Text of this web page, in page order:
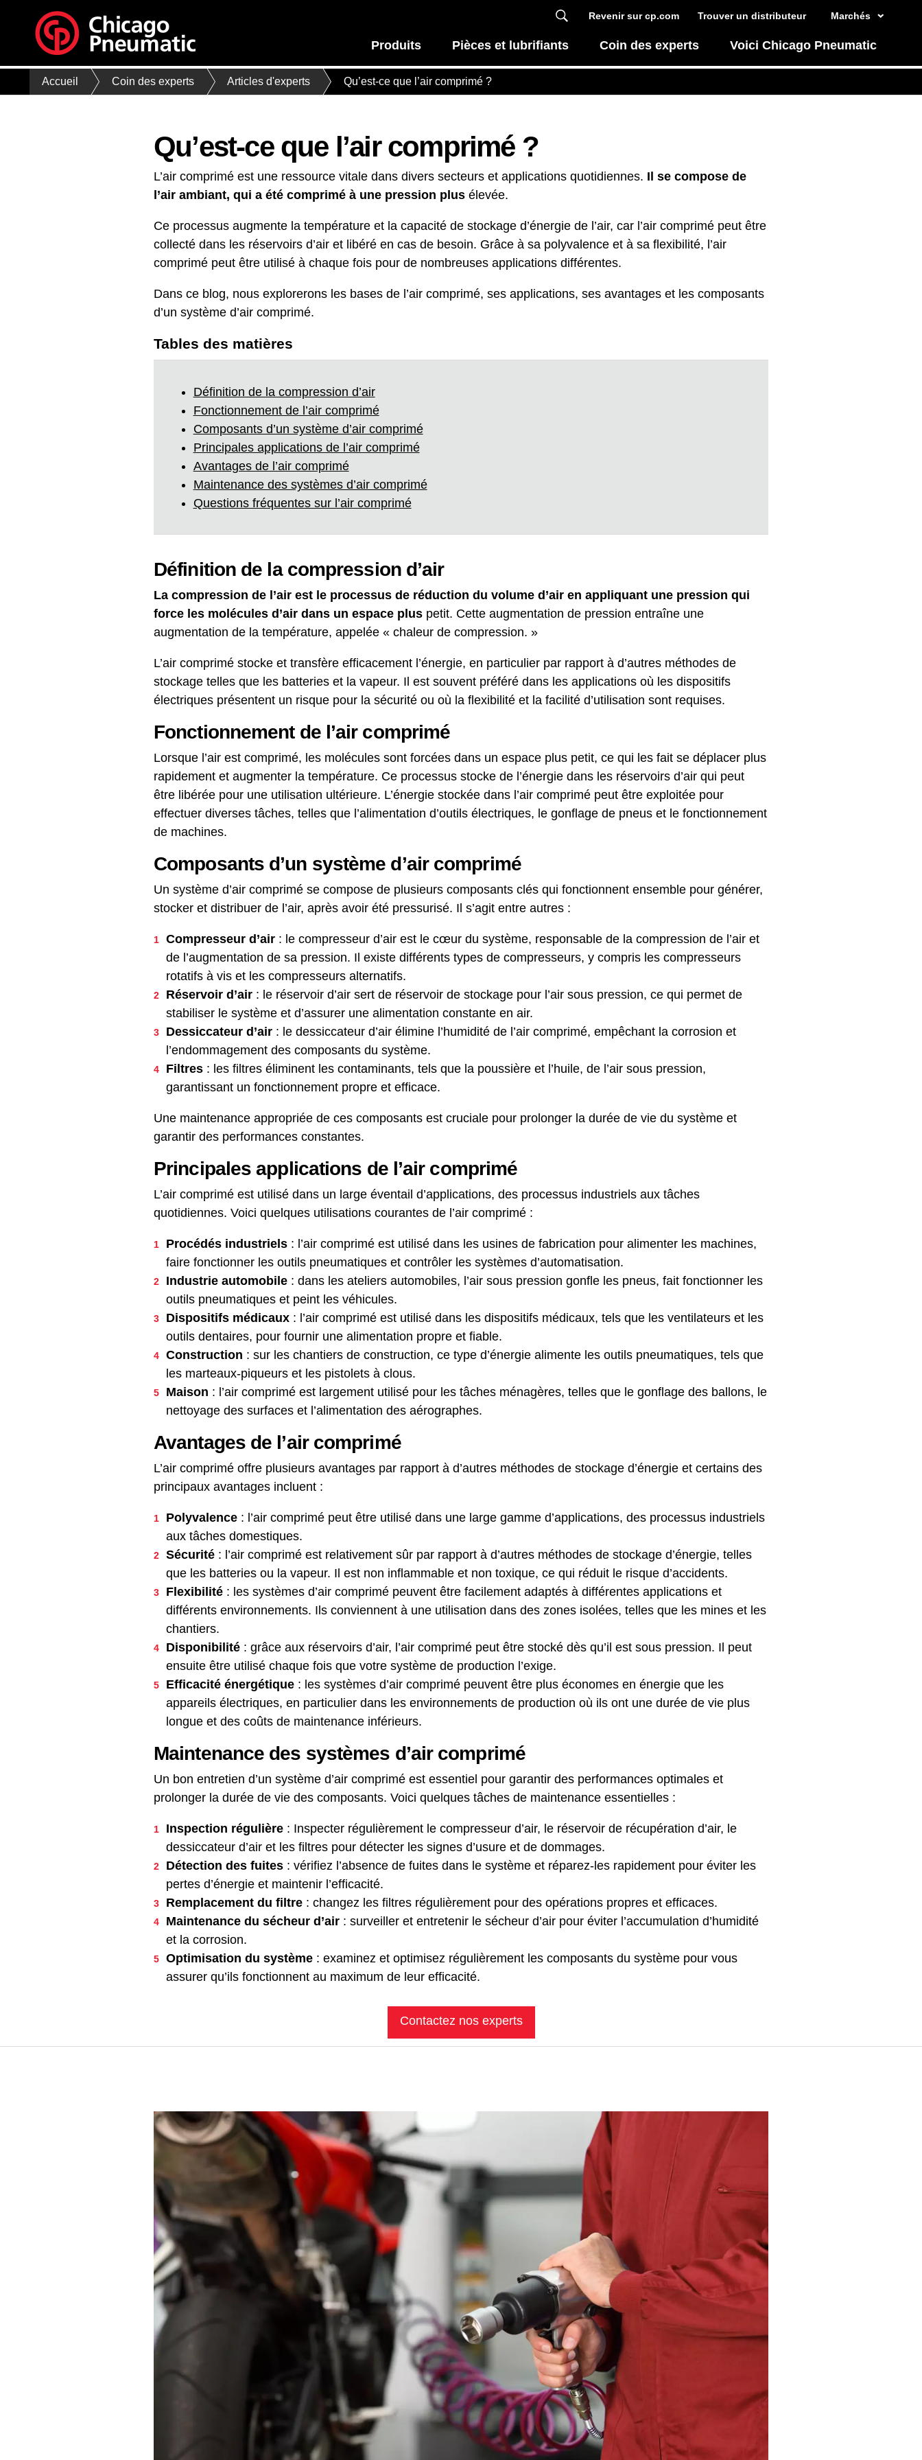
Marchés
Revenir sur cp.com Trouver un distributeur
Produits Pièces et lubrifiants Coin des experts Voici Chicago Pneumatic
Accueil Coin des experts Articles d'experts Qu’est-ce que l’air comprimé ?
Qu’est-ce que l’air comprimé ?
L’air comprimé est une ressource vitale dans divers secteurs et applications quotidiennes. Il se compose de
l’air ambiant, qui a été comprimé à une pression plus élevée.
Ce processus augmente la température et la capacité de stockage d’énergie de l’air, car l’air comprimé peut être
collecté dans les réservoirs d’air et libéré en cas de besoin. Grâce à sa polyvalence et à sa flexibilité, l’air
comprimé peut être utilisé à chaque fois pour de nombreuses applications différentes.
Dans ce blog, nous explorerons les bases de l’air comprimé, ses applications, ses avantages et les composants
d’un système d’air comprimé.
Tables des matières
Définition de la compression d’air
Fonctionnement de l’air comprimé
Composants d’un système d’air comprimé
Principales applications de l’air comprimé
Avantages de l’air comprimé
Maintenance des systèmes d’air comprimé
Questions fréquentes sur l’air comprimé
Définition de la compression d’air
La compression de l’air est le processus de réduction du volume d’air en appliquant une pression qui
force les molécules d’air dans un espace plus petit. Cette augmentation de pression entraîne une
augmentation de la température, appelée « chaleur de compression. »
L’air comprimé stocke et transfère efficacement l’énergie, en particulier par rapport à d’autres méthodes de
stockage telles que les batteries et la vapeur. Il est souvent préféré dans les applications où les dispositifs
électriques présentent un risque pour la sécurité ou où la flexibilité et la facilité d’utilisation sont requises.
Fonctionnement de l’air comprimé
Lorsque l’air est comprimé, les molécules sont forcées dans un espace plus petit, ce qui les fait se déplacer plus
rapidement et augmenter la température. Ce processus stocke de l’énergie dans les réservoirs d’air qui peut
être libérée pour une utilisation ultérieure. L’énergie stockée dans l’air comprimé peut être exploitée pour
effectuer diverses tâches, telles que l’alimentation d’outils électriques, le gonflage de pneus et le fonctionnement
de machines.
Composants d’un système d’air comprimé
Un système d’air comprimé se compose de plusieurs composants clés qui fonctionnent ensemble pour générer,
stocker et distribuer de l’air, après avoir été pressurisé. Il s’agit entre autres :
Compresseur d’air : le compresseur d’air est le cœur du système, responsable de la compression de l’air et
de l’augmentation de sa pression. Il existe différents types de compresseurs, y compris les compresseurs
rotatifs à vis et les compresseurs alternatifs.
Réservoir d’air : le réservoir d’air sert de réservoir de stockage pour l’air sous pression, ce qui permet de
stabiliser le système et d’assurer une alimentation constante en air.
Dessiccateur d’air : le dessiccateur d’air élimine l’humidité de l’air comprimé, empêchant la corrosion et
l’endommagement des composants du système.
Filtres : les filtres éliminent les contaminants, tels que la poussière et l’huile, de l’air sous pression,
garantissant un fonctionnement propre et efficace.
Une maintenance appropriée de ces composants est cruciale pour prolonger la durée de vie du système et
garantir des performances constantes.
Principales applications de l’air comprimé
L’air comprimé est utilisé dans un large éventail d’applications, des processus industriels aux tâches
quotidiennes. Voici quelques utilisations courantes de l’air comprimé :
Procédés industriels : l’air comprimé est utilisé dans les usines de fabrication pour alimenter les machines,
faire fonctionner les outils pneumatiques et contrôler les systèmes d’automatisation.
Industrie automobile : dans les ateliers automobiles, l’air sous pression gonfle les pneus, fait fonctionner les
outils pneumatiques et peint les véhicules.
Dispositifs médicaux : l’air comprimé est utilisé dans les dispositifs médicaux, tels que les ventilateurs et les
outils dentaires, pour fournir une alimentation propre et fiable.
Construction : sur les chantiers de construction, ce type d’énergie alimente les outils pneumatiques, tels que
les marteaux-piqueurs et les pistolets à clous.
Maison : l’air comprimé est largement utilisé pour les tâches ménagères, telles que le gonflage des ballons, le
nettoyage des surfaces et l’alimentation des aérographes.
Avantages de l’air comprimé
L’air comprimé offre plusieurs avantages par rapport à d’autres méthodes de stockage d’énergie et certains des
principaux avantages incluent :
Polyvalence : l’air comprimé peut être utilisé dans une large gamme d’applications, des processus industriels
aux tâches domestiques.
Sécurité : l’air comprimé est relativement sûr par rapport à d’autres méthodes de stockage d’énergie, telles
que les batteries ou la vapeur. Il est non inflammable et non toxique, ce qui réduit le risque d’accidents.
Flexibilité : les systèmes d’air comprimé peuvent être facilement adaptés à différentes applications et
différents environnements. Ils conviennent à une utilisation dans des zones isolées, telles que les mines et les
chantiers.
Disponibilité : grâce aux réservoirs d’air, l’air comprimé peut être stocké dès qu’il est sous pression. Il peut
ensuite être utilisé chaque fois que votre système de production l’exige.
Efficacité énergétique : les systèmes d’air comprimé peuvent être plus économes en énergie que les
appareils électriques, en particulier dans les environnements de production où ils ont une durée de vie plus
longue et des coûts de maintenance inférieurs.
Maintenance des systèmes d’air comprimé
Un bon entretien d’un système d’air comprimé est essentiel pour garantir des performances optimales et
prolonger la durée de vie des composants. Voici quelques tâches de maintenance essentielles :
Inspection régulière : Inspecter régulièrement le compresseur d’air, le réservoir de récupération d’air, le
dessiccateur d’air et les filtres pour détecter les signes d’usure et de dommages.
Détection des fuites : vérifiez l’absence de fuites dans le système et réparez-les rapidement pour éviter les
pertes d’énergie et maintenir l’efficacité.
Remplacement du filtre : changez les filtres régulièrement pour des opérations propres et efficaces.
Maintenance du sécheur d’air : surveiller et entretenir le sécheur d’air pour éviter l’accumulation d’humidité
et la corrosion.
Optimisation du système : examinez et optimisez régulièrement les composants du système pour vous
assurer qu’ils fonctionnent au maximum de leur efficacité.
Contactez nos experts